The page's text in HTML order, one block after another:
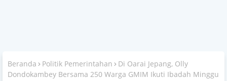
Beranda Politik Pemerintahan
Di Oarai Jepang, Olly
Dondokambey Bersama 250 Warga GMIM Ikuti Ibadah Minggu